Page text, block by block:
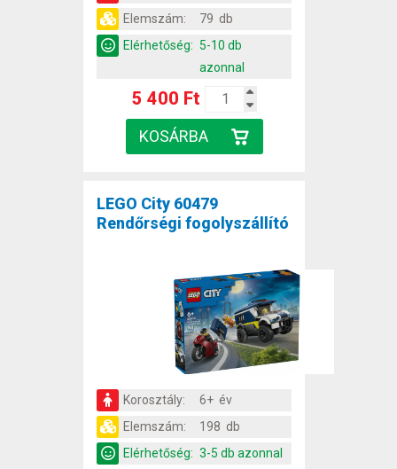
Elemszám:
79 db
Elérhetőség: 5-10 db
azonnal
5 400 Ft
LEGO City 60479
Rendőrségi fogolyszállító
Korosztály:
6+ év
Elemszám:
198 db
Elérhetőség: 3-5 db azonnal